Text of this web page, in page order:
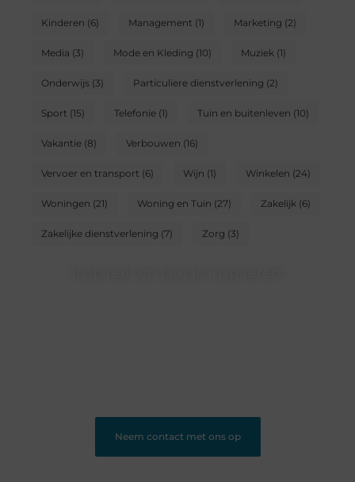
Kinderen (6) Management (1) Marketing (2)
Media (3) Mode en Kleding (10) Muziek(1)
Onderwijs(3) Particuliere dienstverlening (2)
Sport (15) Telefonie(1) Tuin en buitenleven (10)
Vakantie(8) Verbouwen (16)
Vervoer en transport (6) Wijn (1) Winkelen (24)
Woningen (21) Woning en Tuin (27) Zakelijk(6)
Zakelijke dienstverlening (7) Zorg (3)
Neem contact met ons op